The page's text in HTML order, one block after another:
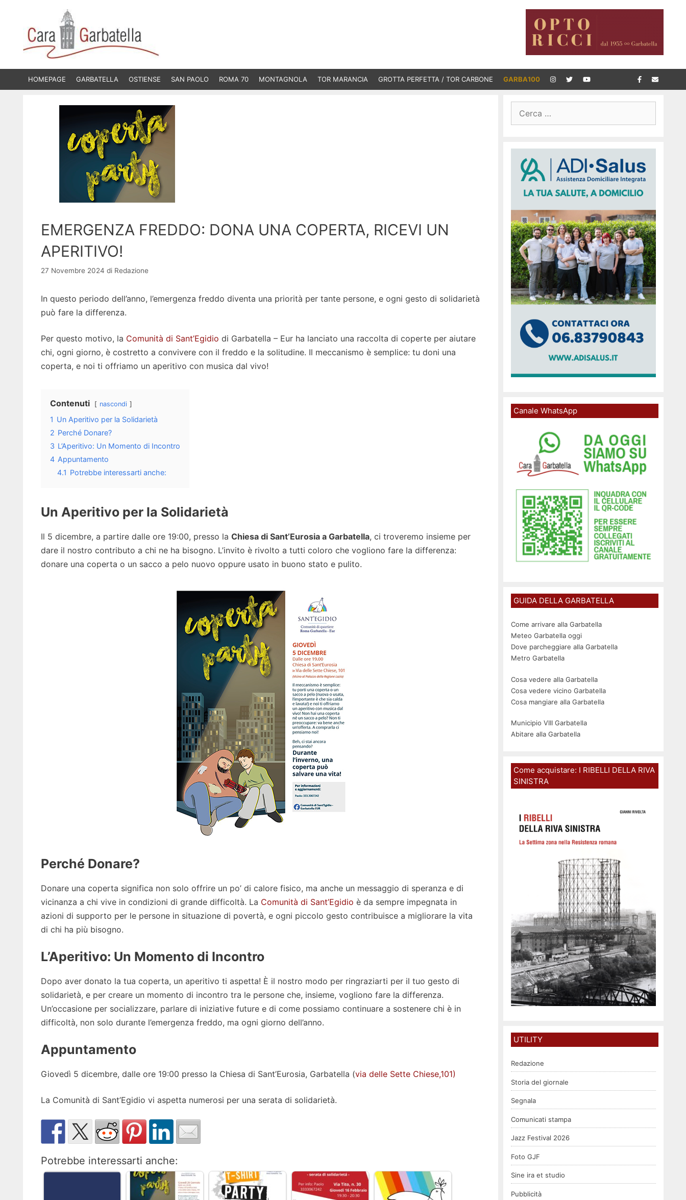
contenuto
HOMEPAGE GARBATELLA OSTIENSE SAN PAOLO ROMA 70 MONTAGNOLA TOR MARANCIA GROTTA PERFETTA / TOR CARBONE GARBA100
EMERGENZA FREDDO: DONA UNA COPERTA, RICEVI UN
APERITIVO!
27 Novembre 2024 di Redazione
In questo periodo dell’anno, l’emergenza freddo diventa una priorità per tante persone, e ogni gesto di solidarietà
può fare la differenza.
Per questo motivo, la Comunità di Sant’Egidio di Garbatella – Eur ha lanciato una raccolta di coperte per aiutare
chi, ogni giorno, è costretto a convivere con il freddo e la solitudine. Il meccanismo è semplice: tu doni una
coperta, e noi ti offriamo un aperitivo con musica dal vivo!
Contenuti nascondi
1 Un Aperitivo per la Solidarietà
2 Perché Donare?
3 L’Aperitivo: Un Momento di Incontro
4 Appuntamento
4.1 Potrebbe interessarti anche:
Un Aperitivo per la Solidarietà
Il 5 dicembre, a partire dalle ore 19:00, presso la Chiesa di Sant’Eurosia a Garbatella, ci troveremo insieme per
dare il nostro contributo a chi ne ha bisogno. L’invito è rivolto a tutti coloro che vogliono fare la differenza:
donare una coperta o un sacco a pelo nuovo oppure usato in buono stato e pulito.
Perché Donare?
Donare una coperta significa non solo offrire un po’ di calore fisico, ma anche un messaggio di speranza e di
vicinanza a chi vive in condizioni di grande difficoltà. La Comunità di Sant’Egidio è da sempre impegnata in
azioni di supporto per le persone in situazione di povertà, e ogni piccolo gesto contribuisce a migliorare la vita
di chi ha più bisogno.
L’Aperitivo: Un Momento di Incontro
Dopo aver donato la tua coperta, un aperitivo ti aspetta! È il nostro modo per ringraziarti per il tuo gesto di
solidarietà, e per creare un momento di incontro tra le persone che, insieme, vogliono fare la differenza.
Un’occasione per socializzare, parlare di iniziative future e di come possiamo continuare a sostenere chi è in
difficoltà, non solo durante l’emergenza freddo, ma ogni giorno dell’anno.
Appuntamento
Giovedì 5 dicembre, dalle ore 19:00 presso la Chiesa di Sant’Eurosia, Garbatella (via delle Sette Chiese,101)
La Comunità di Sant’Egidio vi aspetta numerosi per una serata di solidarietà.
Potrebbe interessarti anche:
per:
Canale WhatsApp
GUIDA DELLA GARBATELLA
Come arrivare alla Garbatella
Meteo Garbatella oggi
Dove parcheggiare alla Garbatella
Metro Garbatella
Cosa vedere alla Garbatella
Cosa vedere vicino Garbatella
Cosa mangiare alla Garbatella
Municipio VIII Garbatella
Abitare alla Garbatella
Come acquistare: I RIBELLI DELLA RIVA
SINISTRA
UTILITY
Redazione
Storia del giornale
Segnala
Comunicati stampa
Jazz Festival 2026
Foto GJF
Sine ira et studio
Pubblicità